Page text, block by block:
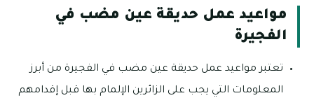
مواعيد عمل حديقة عين مضب في
الفجيرة
تعتبر مواعيد عمل حديقة عين مضب في الفجيرة من أبرز
المعلومات التي يجب على الزائرين الإلمام بها قبل إقدامهم